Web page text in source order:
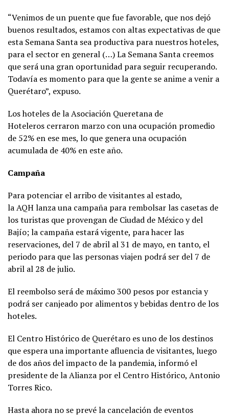
“Venimos de un puente que fue favorable, que nos dejó
buenos resultados, estamos con altas expectativas de que
esta Semana Santa sea productiva para nuestros hoteles,
para el sector en general (…) La Semana Santa creemos
que será una gran oportunidad para seguir recuperando.
Todavía es momento para que la gente se anime a venir a
Querétaro”, expuso.
Los hoteles de la Asociación Queretana de
Hoteleros cerraron marzo con una ocupación promedio
de 52% en ese mes, lo que genera una ocupación
acumulada de 40% en este año.
Campaña
Para potenciar el arribo de visitantes al estado,
la AQH lanza una campaña para rembolsar las casetas de
los turistas que provengan de Ciudad de México y del
Bajío; la campaña estará vigente, para hacer las
reservaciones, del 7 de abril al 31 de mayo, en tanto, el
periodo para que las personas viajen podrá ser del 7 de
abril al 28 de julio.
El reembolso será de máximo 300 pesos por estancia y
podrá ser canjeado por alimentos y bebidas dentro de los
hoteles.
El Centro Histórico de Querétaro es uno de los destinos
que espera una importante afluencia de visitantes, luego
de dos años del impacto de la pandemia, informó el
presidente de la Alianza por el Centro Histórico, Antonio
Torres Rico.
Hasta ahora no se prevé la cancelación de eventos